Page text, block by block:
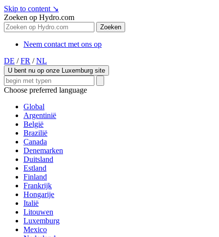
Skip to content ↘
Zoeken op Hydro.com
Zoeken
Neem contact met ons op
DE / FR / NL
U bent nu op onze Luxemburg site
Choose preferred language
Global
Argentinië
België
Brazilië
Canada
Denemarken
Duitsland
Estland
Finland
Frankrijk
Hongarije
Italië
Litouwen
Luxemburg
Mexico